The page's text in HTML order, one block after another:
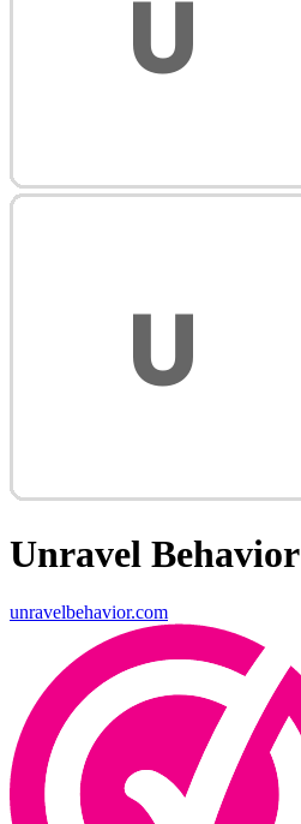
Unravel Behavior
unravelbehavior.com